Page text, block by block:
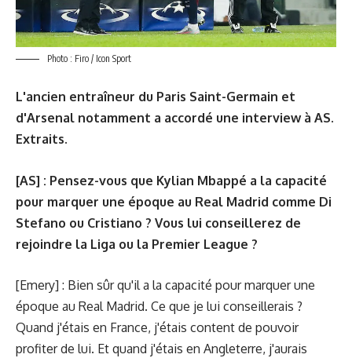
Photo : Firo / Icon Sport
L'ancien entraîneur du Paris Saint-Germain et
d'Arsenal notamment a accordé une interview à AS.
Extraits.
[AS] : Pensez-vous que Kylian Mbappé a la capacité
pour marquer une époque au Real Madrid comme Di
Stefano ou Cristiano ? Vous lui conseillerez de
rejoindre la Liga ou la Premier League ?
[Emery] : Bien sûr qu'il a la capacité pour marquer une
époque au Real Madrid. Ce que je lui conseillerais ?
Quand j'étais en France, j'étais content de pouvoir
profiter de lui. Et quand j'étais en Angleterre, j'aurais